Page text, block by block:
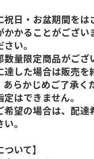
日・お盆期間をは
かかることがござい
い。
量限定商品がござ
達した場合は販売を
らかじめご了承く
はできません。
望の場合は、配達
。
いて】